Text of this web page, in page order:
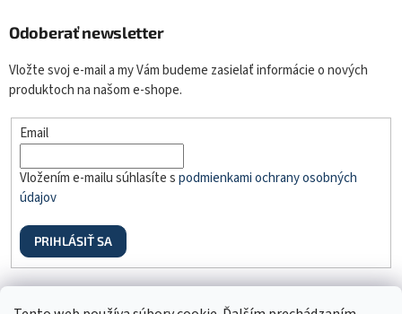
Odoberať newsletter
Vložte svoj e-mail a my Vám budeme zasielať informácie o nových
produktoch na našom e-shope.
Email
Vložením e-mailu súhlasíte spodmienkami ochrany osobných
údajov
PRIHLÁSIŤ SA